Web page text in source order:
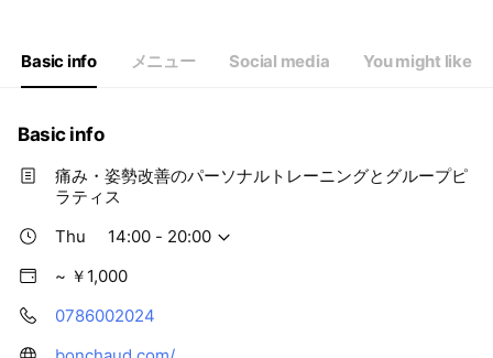
10:00 - 16:00
Basic info メニュー Social media You might like
Basic info
痛み・姿勢改善のパーソナルトレーニングとグループピ
ラティス
Thu
14:00 - 20:00
~ ￥1,000
0786002024